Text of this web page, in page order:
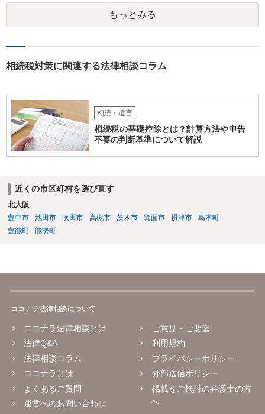
もっとみる
相続税対策に関連する法律相談コラム
相続・遺言
相続税の基礎控除とは？計算方法や申告
不要の判断基準について解説
近くの市区町村を選び直す
北大阪
豊中市
池田市 吹田市 高槻市 茨木市 箕面市 摂津市
島本町
豊能町
能勢町
ココナラ法律相談について
ココナラ法律相談とは
法律Q&A
法律相談コラム
ココナラとは
よくあるご質問
運営へのお問い合わせ
ご意見・ご要望
利用規約
プライバシーポリシー
外部送信ポリシー
掲載をご検討の弁護士の方
へ